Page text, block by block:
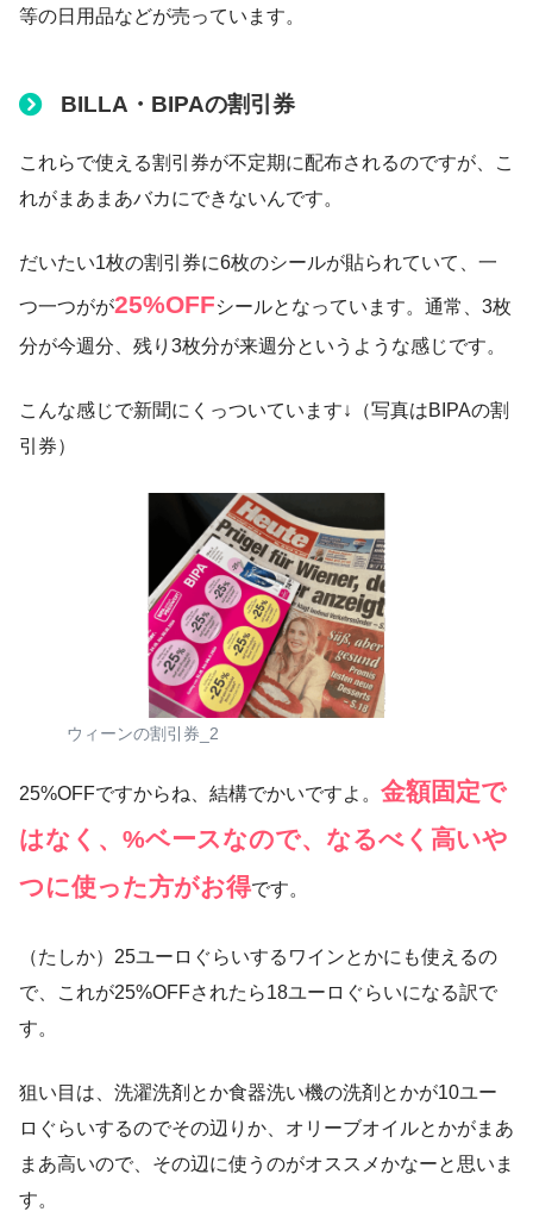
等の日用品などが売っています。
BILLA・BIPAの割引券
これらで使える割引券が不定期に配布されるのですが、こ
れがまあまあバカにできないんです。
だいたい1枚の割引券に6枚のシールが貼られていて、一
つ一つがが25%OFFシールとなっています。通常、3枚
分が今週分、残り3枚分が来週分というような感じです。
こんな感じで新聞にくっついています↓（写真はBIPAの割
引券）
ウィーンの割引券_2
25%OFFですからね、結構でかいですよ。 金額固定で
はなく、%ベースなので、なるべく高いや
つに使った方がお得です。
（たしか）25ユーロぐらいするワインとかにも使えるの
で、これが25%OFFされたら18ユーロぐらいになる訳で
す。
狙い目は、洗濯洗剤とか食器洗い機の洗剤とかが10ユー
ロぐらいするのでその辺りか、オリーブオイルとかがまあ
まあ高いので、その辺に使うのがオススメかなーと思いま
す。